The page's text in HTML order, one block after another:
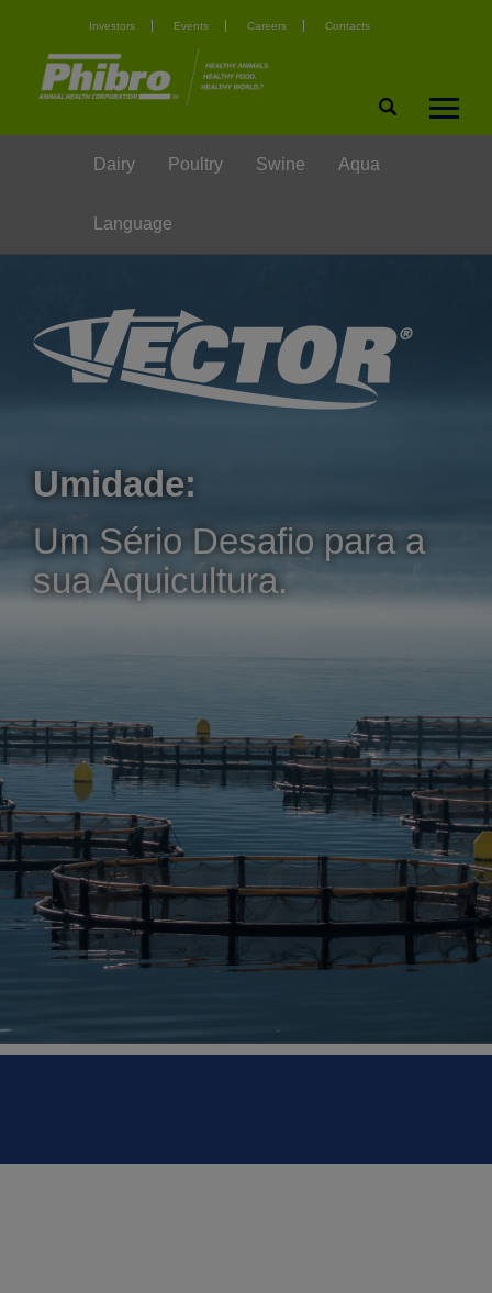
Investors Events Careers Contacts
Dairy Poultry Swine Aqua
Language
Umidade:
Um Sério Desafio para a
sua Aquicultura.